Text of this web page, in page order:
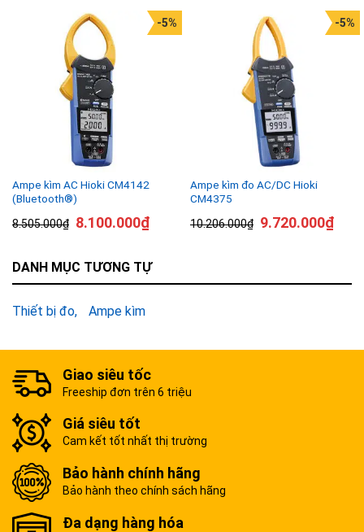
Ampe kìm AC Hioki CM4142
(Bluetooth®)
8.505.000₫
-5%
8.100.000₫
Ampe kìm đo AC/DC Hioki
CM4375
10.206.000₫
-5%
9.720.000₫
DANH MỤC TƯƠNG TỰ
Thiết bị đo Ampe kìm
Giao siêu tốc
Freeship đơn trên 6 triệu
Giá siêu tốt
Cam kết tốt nhất thị trường
Bảo hành chính hãng
Bảo hành theo chính sách hãng
Đa dạng hàng hóa